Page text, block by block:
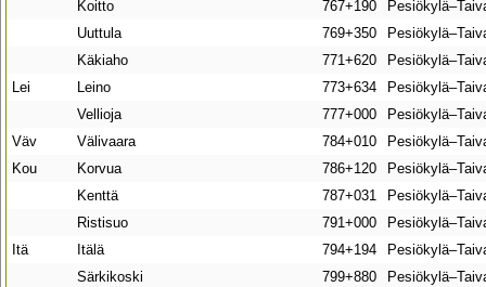
Koitto
767+190
Uuttula
769+350
Käkiaho
771+620
Lei
Leino 773+634
Vellioja
777+000
Väv
Välivaara 784+010
Kou
Korvua 786+120
Kenttä
787+031
Ristisuo
791+000
Itä
Itälä 794+194
Särkikoski
799+880